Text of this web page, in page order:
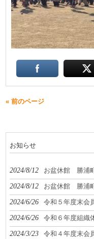
« 前のページ
お知らせ
2024/8/12 お盆休館 勝浦
2024/8/12 お盆休館 勝浦
2024/6/26 令和５年度末会
2024/6/26 令和６年度組織
2024/3/23 令和４年度末会